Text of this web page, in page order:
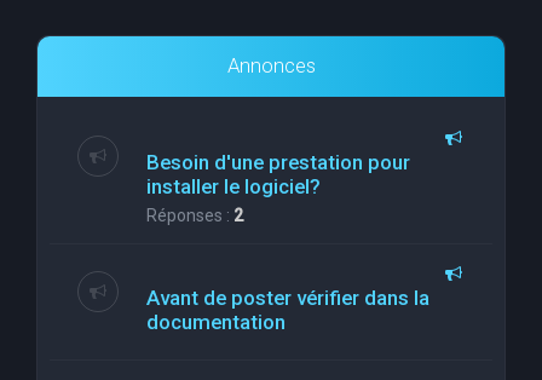
Annonces
Besoin d'une prestation pour
installer le logiciel?
Réponses : 2
Avant de poster vérifier dans la
documentation